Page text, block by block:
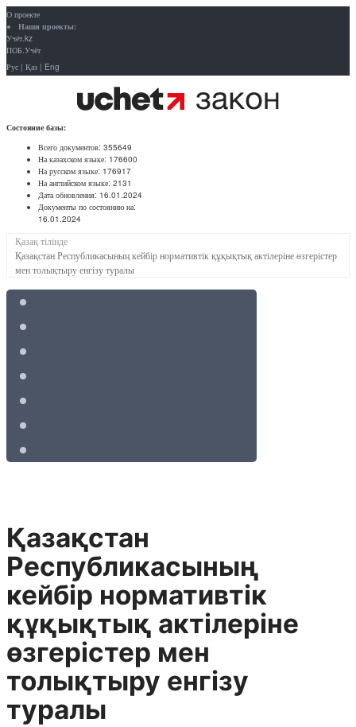
О проекте
Наши проекты:
Учёт.kz
ПОБ.Учёт
Рус | Қаз | Eng
Состояние базы:
Всего документов: 355649
На казахском языке: 176600
На русском языке: 176917
На английском языке: 2131
Дата обновления: 16.01.2024
Документы по состоянию на:
16.01.2024
Қазақ тілінде
Қазақстан Республикасының кейбір нормативтік құқықтық актілеріне өзгерістер
мен толықтыру енгізу туралы
Қазақстан
Республикасының
кейбір нормативтік
құқықтық актілеріне
өзгерістер мен
толықтыру енгізу
туралы